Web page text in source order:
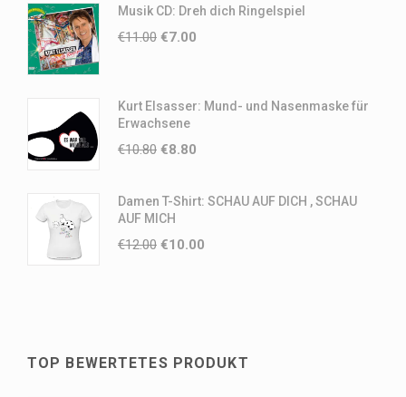
Musik CD: Dreh dich Ringelspiel
€11.00 €7.00
Kurt Elsasser: Mund- und Nasenmaske für
Erwachsene
€10.80 €8.80
Damen T-Shirt: SCHAU AUF DICH , SCHAU
AUF MICH
€12.00 €10.00
TOP BEWERTETES PRODUKT